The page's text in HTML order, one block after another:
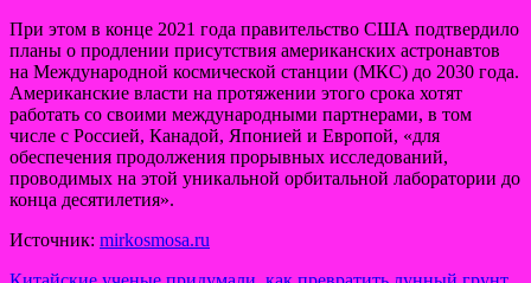
При этом в конце 2021 года правительство США подтвердило
планы о продлении присутствия американских астронавтов
на Международной космической станции (МКС) до 2030 года.
Американские власти на протяжении этого срока хотят
работать со своими международными партнерами, в том
числе с Россией, Канадой, Японией и Европой, «для
обеспечения продолжения прорывных исследований,
проводимых на этой уникальной орбитальной лаборатории до
конца десятилетия».
Источник: mirkosmosa.ru